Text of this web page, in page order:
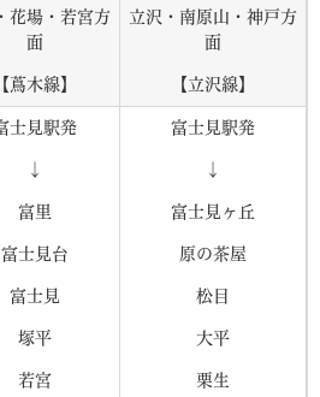
花場・若宮方
面
【蔦木線】
立沢・南原山・神戸方
面
【立沢線】
士見駅発
↓
富里
富士見台
富士見
塚平
若宮
富士見駅発
↓
富士見ヶ丘
原の茶屋
松目
大平
栗生